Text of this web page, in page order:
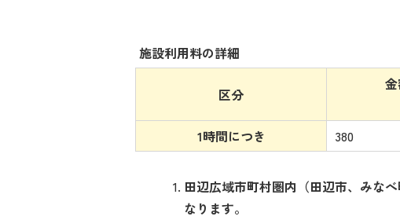
施設利用料の詳細
区分
金
1時間につき
380
田辺広域市町村圏内（田辺市、みな
なります。